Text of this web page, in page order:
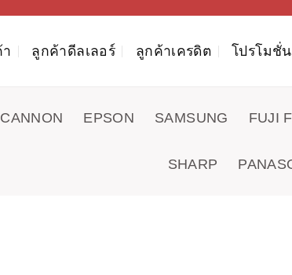
ลูกค้าดีลเลอร์ ลูกค้าเครดิต โปรโมชั่น
CANNON EPSON SAMSUNG FUJI
SHARP